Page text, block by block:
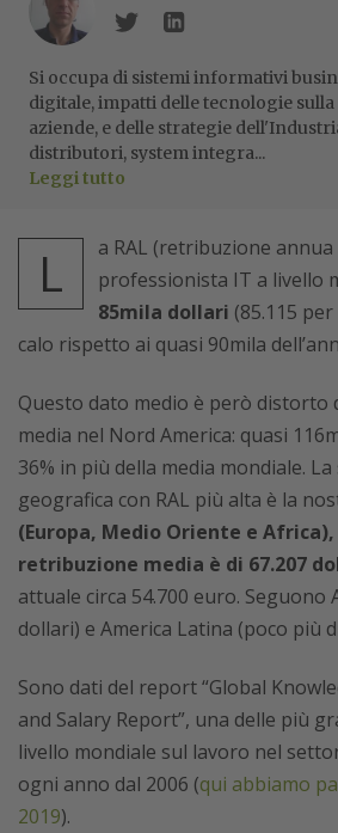
Si occupa di sistemi informativi
digitale, impatti delle tecnologie
aziende, e delle strategie
distributori, system integra...
Leggi tutto
L
a RAL (retribuzione
professionista IT a livello
85mila dollari (85.115
calo rispetto ai quasi 90mila
Questo dato medio è però distorto
media nel Nord America: quasi
36% in più della media mondiale.
geografica con RAL più alta è la
(Europa, Medio Oriente e
retribuzione media è di 67.207
attuale circa 54.700 euro. Seguono
dollari) e America Latina (poco più
Sono dati del report “Global
and Salary Report”, una delle più
livello mondiale sul lavoro nel
ogni anno dal 2006 (qui abbiamo
2019).